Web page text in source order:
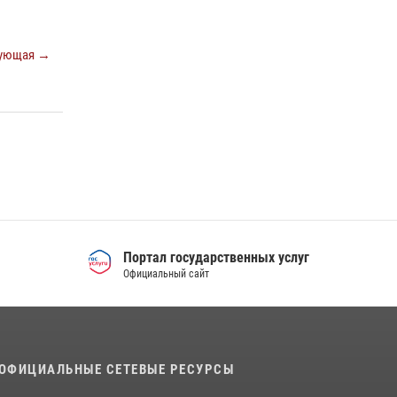
→
Портал государственных услуг
Официальный сайт
СЕТЕВЫЕ РЕСУРСЫ